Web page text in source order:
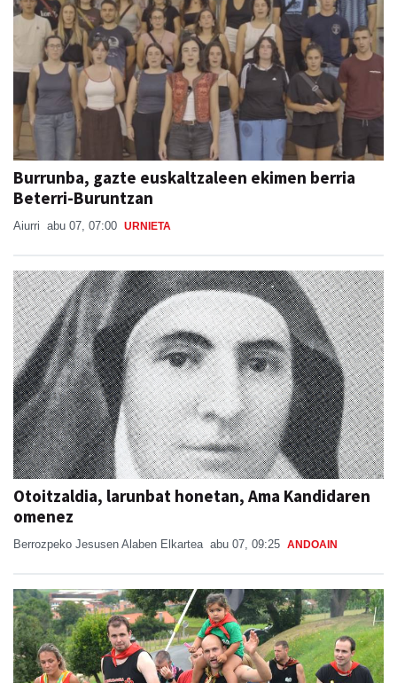
Burrunba, gazte euskaltzaleen ekimen berria
Beterri-Buruntzan
Aiurri abu 07, 07:00 URNIETA
Otoitzaldia, larunbat honetan, Ama Kandidaren
omenez
Berrozpeko Jesusen Alaben Elkartea abu 07, 09:25 ANDOAIN